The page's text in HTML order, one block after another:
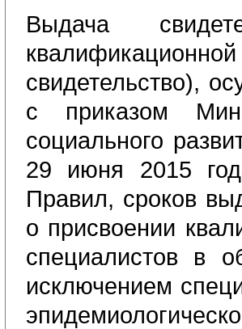
Выдача
свидетельство),
с приказом
социального
29 июня 2015
Правил, сроков
о присвоении
специалистов в
исключением